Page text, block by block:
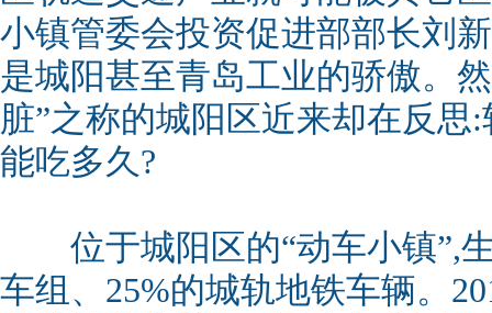
小镇管委会投资促进部部长刘
是城阳甚至青岛工业的骄傲。
脏”之称的城阳区近来却在反思
能吃多久?
位于城阳区的“动车小镇”,生
车组、25%的城轨地铁车辆。